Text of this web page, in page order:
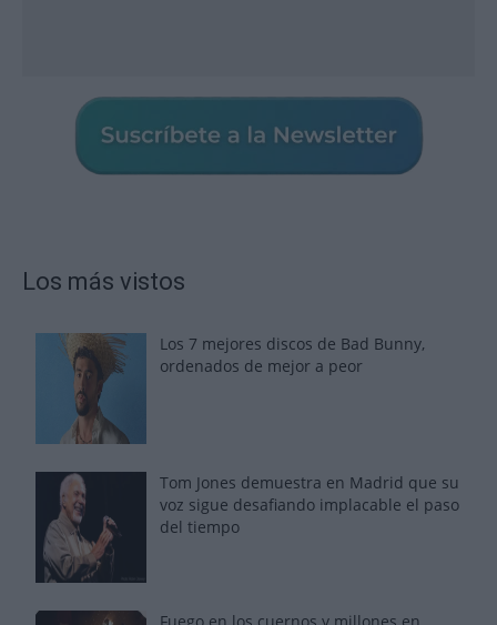
Los más vistos
Los 7 mejores discos de Bad Bunny,
ordenados de mejor a peor
Tom Jones demuestra en Madrid que su
voz sigue desafiando implacable el paso
del tiempo